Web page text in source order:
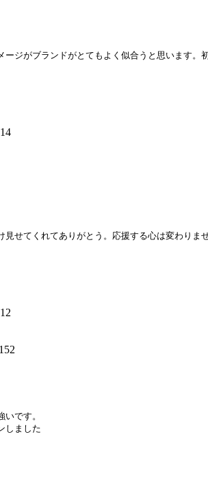
ージがブランドがとてもよく似合うと思います。
見せてくれてありがとう。応援する心は変わりま
です。
しました